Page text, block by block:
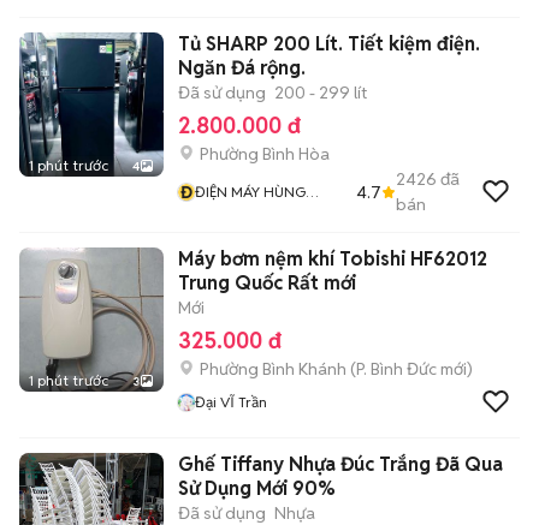
1 phút trước 4
Tủ SHARP 200 Lít. Tiết kiệm điện.
Ngăn Đá rộng.
Đã sử dụng 200 - 299 lít
2.800.000 đ
Phường Bình Hòa
ĐĐIỆN MÁY HÙNG
4.7
2426 đã
bán
1 phút trước 3
Máy bơm nệm khí Tobishi HF62012
Trung Quốc Rất mới
Mới
325.000 đ
Phường Bình Khánh (P. Bình Đức mới)
Đại VĨ Trần
Ghế Tiffany Nhựa Đúc Trắng Đã Qua
Sử Dụng Mới 90%
Đã sử dụng Nhựa